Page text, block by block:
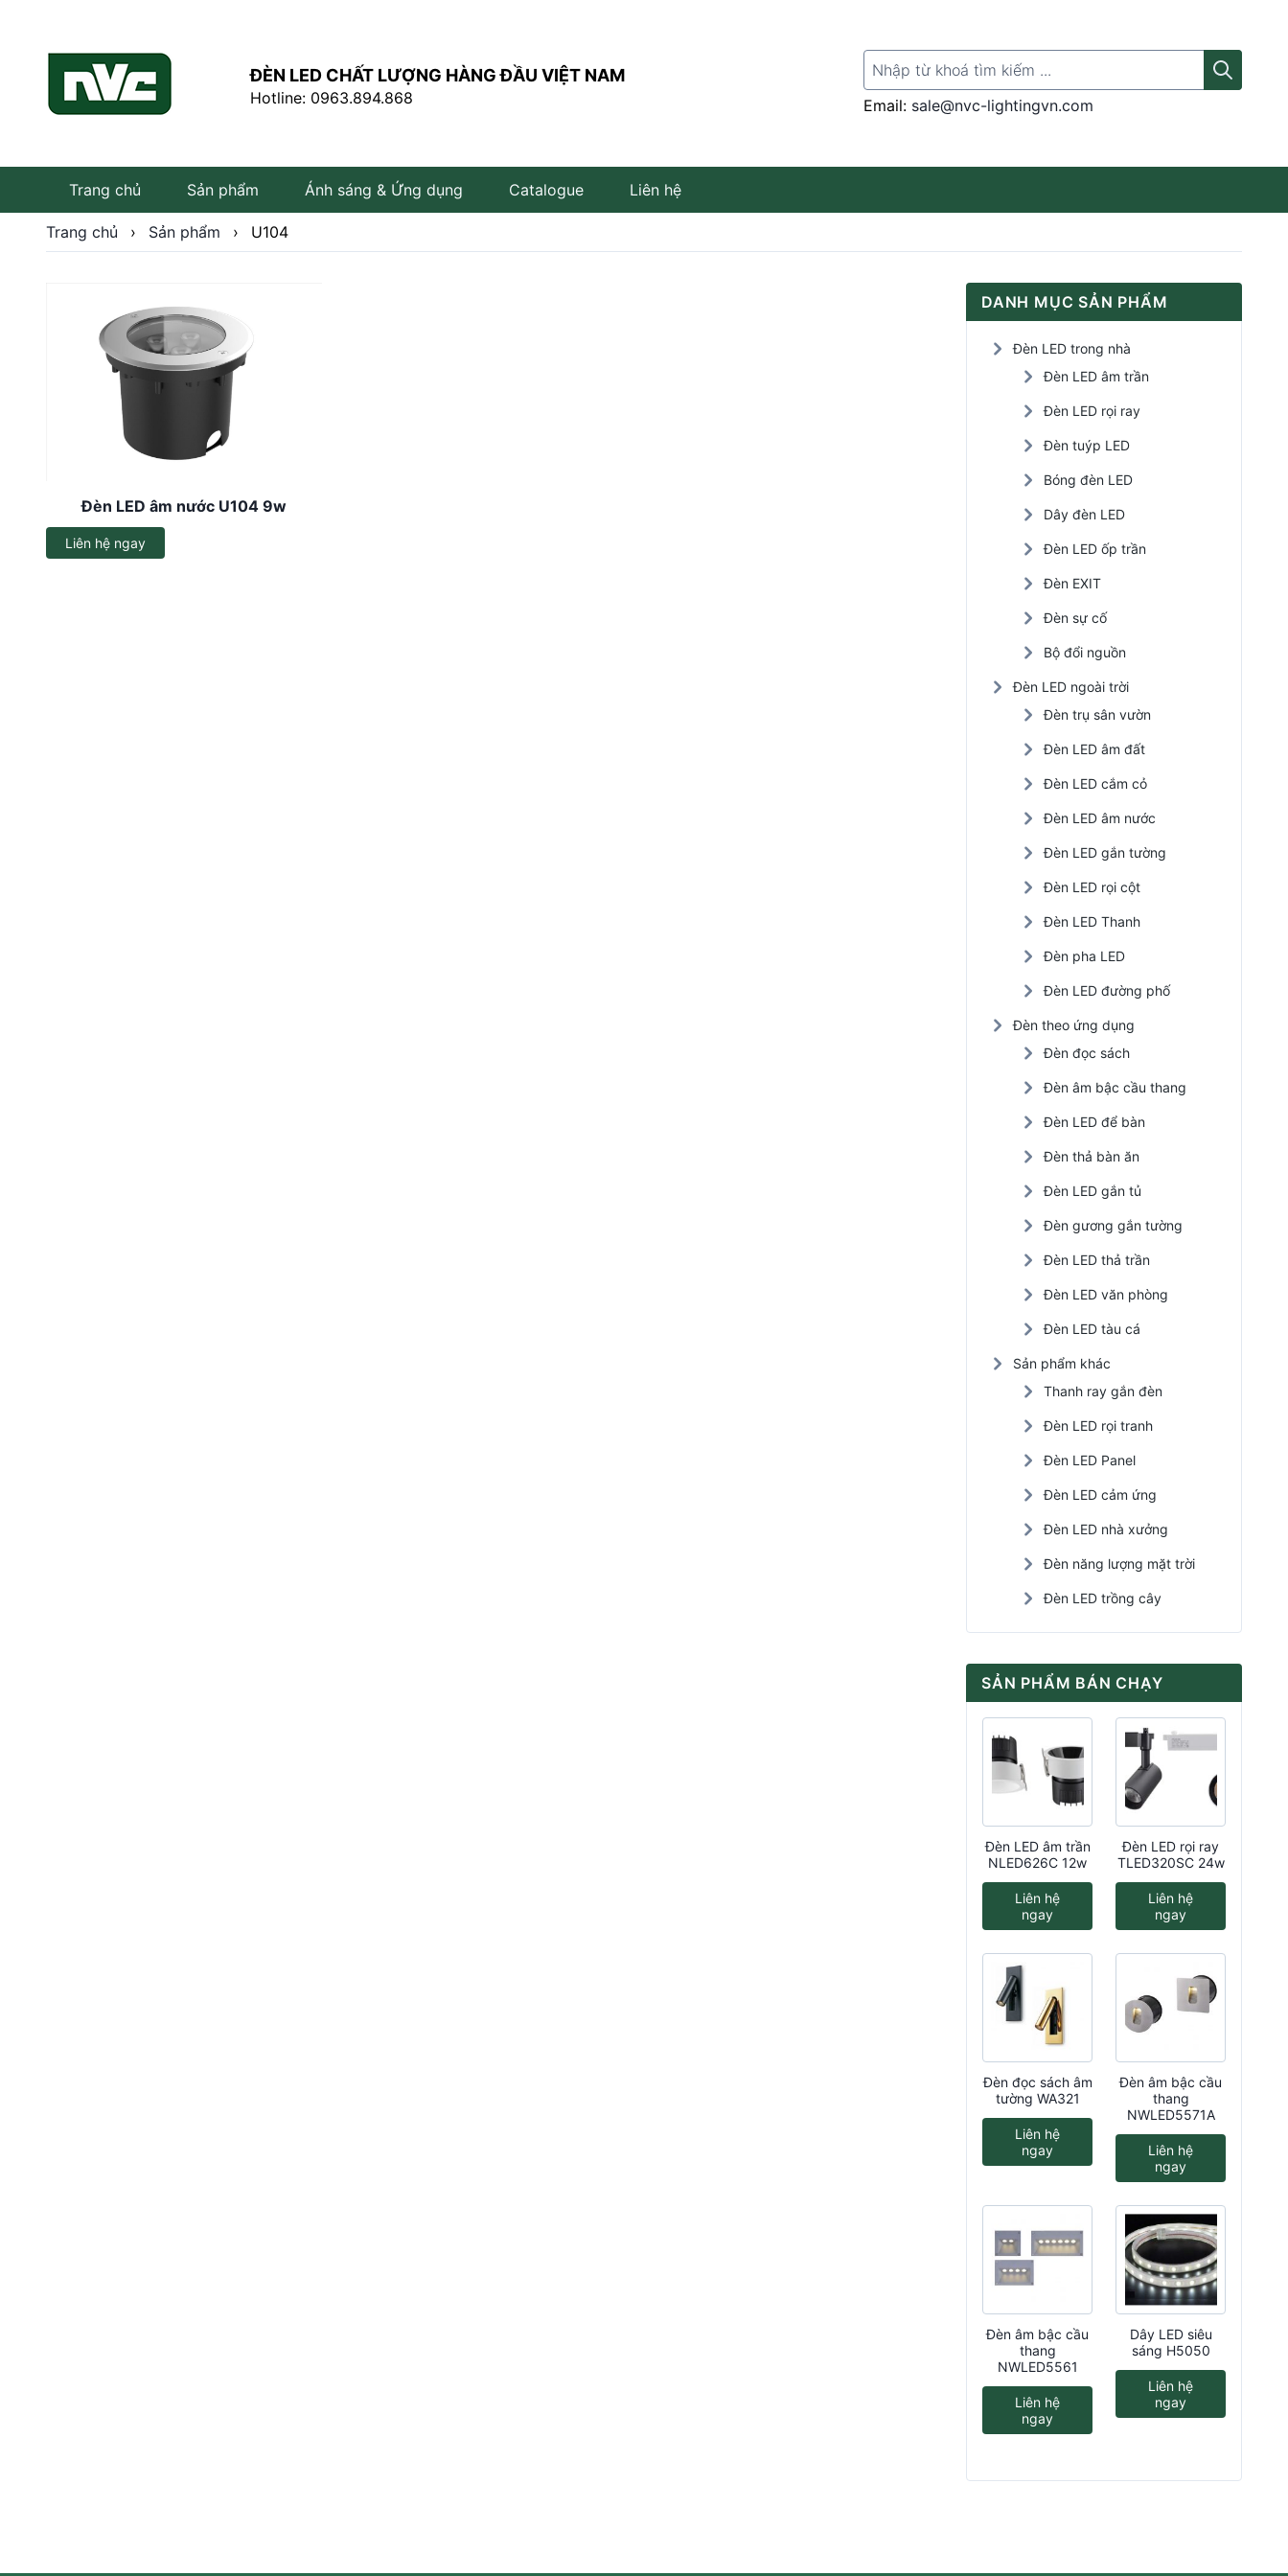
ĐÈN LED CHẤT LƯỢNG HÀNG ĐẦU VIỆT NAM
Hotline: 0963.894.868
Search for:
Email: sale@nvc-lightingvn.com
Trang chủ Sản phẩm
Đèn LED rọi ray
Đèn tuýp LED
Bóng đèn LED
Dây đèn LED
Thanh ray gắn đèn
Đèn LED rọi tranh
Đèn LED Panel
Đèn LED cảm ứng
Đèn LED nhà xưởng
Đèn năng lượng mặt trời
Ánh sáng & Ứng dụng Catalogue Liên hệ
Trang chủ › Sản phẩm › U104
Đèn LED âm nước U104 9w
Liên hệ ngay
DANH MỤC SẢN PHẨM
Đèn LED trong nhà
Đèn LED âm trần
Đèn LED rọi ray
Đèn tuýp LED
Bóng đèn LED
Dây đèn LED
Đèn LED ốp trần
Đèn EXIT
Đèn sự cố
Bộ đổi nguồn
Đèn LED ngoài trời
Đèn trụ sân vườn
Đèn LED âm đất
Đèn LED cắm cỏ
Đèn LED âm nước
Đèn LED gắn tường
Đèn LED rọi cột
Đèn LED Thanh
Đèn pha LED
Đèn LED đường phố
Đèn theo ứng dụng
Đèn đọc sách
Đèn âm bậc cầu thang
Đèn LED để bàn
Đèn thả bàn ăn
Đèn LED gắn tủ
Đèn gương gắn tường
Đèn LED thả trần
Đèn LED văn phòng
Đèn LED tàu cá
Sản phẩm khác
Thanh ray gắn đèn
Đèn LED rọi tranh
Đèn LED Panel
Đèn LED cảm ứng
Đèn LED nhà xưởng
Đèn năng lượng mặt trời
Đèn LED trồng cây
SẢN PHẨM BÁN CHẠY
Đèn LED âm trần
NLED626C 12w
Liên hệ
ngay
Đèn LED rọi ray
TLED320SC 24w
Liên hệ
ngay
Đèn đọc sách âm
tường WA321
Liên hệ
ngay
Đèn âm bậc cầu
thang
NWLED5571A
Liên hệ
ngay
Đèn âm bậc cầu
thang
NWLED5561
Liên hệ
ngay
Dây LED siêu
sáng H5050
Liên hệ
ngay